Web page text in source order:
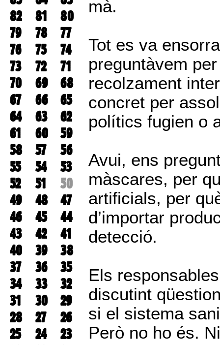
82
81
80
79
78
77
76
75
74
73
72
71
70
69
68
67
66
65
64
63
62
61
60
59
58
57
56
55
54
53
52
51
50
49
48
47
46
45
44
43
42
41
40
39
38
37
36
35
34
33
32
31
30
29
28
27
26
25
24
23
mà.
Tot es va
preguntàvem
recolzament
concret per
polítics fugien o
Avui, ens
màscares, per
artificials, per
d’importar
detecció.
Els
discutint
si el sistema
Però no ho és.